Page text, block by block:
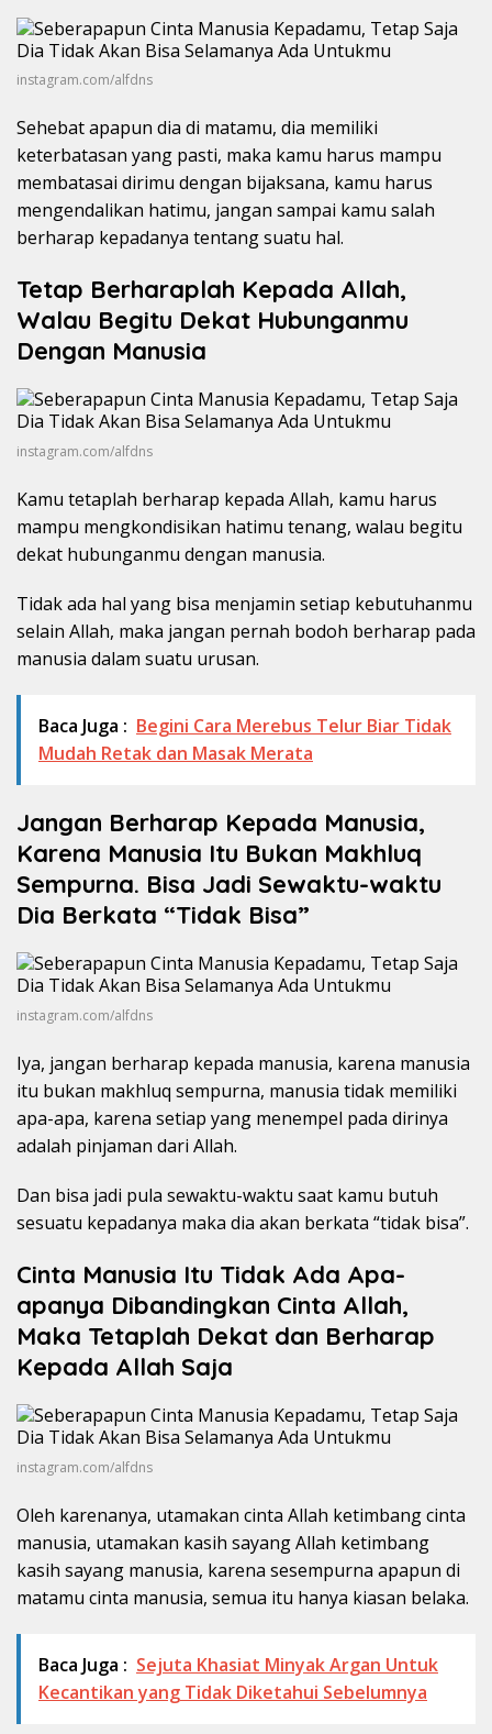
instagram.com/alfdns
Sehebat apapun dia di matamu, dia memiliki
keterbatasan yang pasti, maka kamu harus mampu
membatasai dirimu dengan bijaksana, kamu harus
mengendalikan hatimu, jangan sampai kamu salah
berharap kepadanya tentang suatu hal.
Tetap Berharaplah Kepada Allah,
Walau Begitu Dekat Hubunganmu
Dengan Manusia
instagram.com/alfdns
Kamu tetaplah berharap kepada Allah, kamu harus
mampu mengkondisikan hatimu tenang, walau begitu
dekat hubunganmu dengan manusia.
Tidak ada hal yang bisa menjamin setiap kebutuhanmu
selain Allah, maka jangan pernah bodoh berharap pada
manusia dalam suatu urusan.
Baca Juga : Begini Cara Merebus Telur Biar Tidak
Mudah Retak dan Masak Merata
Jangan Berharap Kepada Manusia,
Karena Manusia Itu Bukan Makhluq
Sempurna. Bisa Jadi Sewaktu-waktu
Dia Berkata “Tidak Bisa”
instagram.com/alfdns
Iya, jangan berharap kepada manusia, karena manusia
itu bukan makhluq sempurna, manusia tidak memiliki
apa-apa, karena setiap yang menempel pada dirinya
adalah pinjaman dari Allah.
Dan bisa jadi pula sewaktu-waktu saat kamu butuh
sesuatu kepadanya maka dia akan berkata “tidak bisa”.
Cinta Manusia Itu Tidak Ada Apa-
apanya Dibandingkan Cinta Allah,
Maka Tetaplah Dekat dan Berharap
Kepada Allah Saja
instagram.com/alfdns
Oleh karenanya, utamakan cinta Allah ketimbang cinta
manusia, utamakan kasih sayang Allah ketimbang
kasih sayang manusia, karena sesempurna apapun di
matamu cinta manusia, semua itu hanya kiasan belaka.
Baca Juga : Sejuta Khasiat Minyak Argan Untuk
Kecantikan yang Tidak Diketahui Sebelumnya